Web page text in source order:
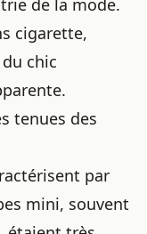
cigarette,
chic
tenues des
par
mini, souvent